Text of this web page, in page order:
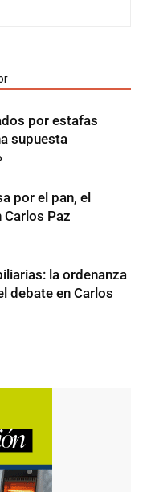
por estafas
supuesta
por el pan, el
Carlos Paz
la ordenanza
debate en Carlos